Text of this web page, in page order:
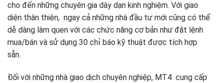
cho đến những chuyên gia dày dạn kinh nghiệm. Với giao
diện thân thiện, ngay cả những nhà đầu tư mới cũng có thể
dễ dàng làm quen với các chức năng cơ bản như đặt lệnh
mua/bán và sử dụng 30 chỉ báo kỹ thuật được tích hợp
sẵn.
Đối với những nhà giao dịch chuyên nghiệp, MT4 cung cấp